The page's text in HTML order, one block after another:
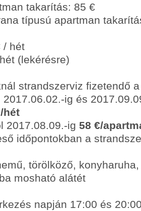
takarítás: 85 €
típusú apartman
/ hét
(lekérésre)
strandszerviz fizetendő
2017.06.02.-ig és
hét
2017.08.09.-ig 58 €/
időpontokban a
törölköző,
mosható alátét
napján 17:00 és